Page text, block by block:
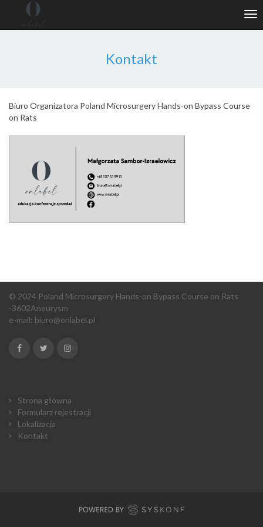
Kontakt
Biuro Organizatora Poland Microsurgery Hands-on Bypass Course
on Rats
© 2024 Poland Microsurgery Hands-on Bypass Course on Rats
-3602Aneurysm
e-mail: biuro@onlabel.pl
Strona główna
Formularz rejestracji
Lokalizacja
Kontakt